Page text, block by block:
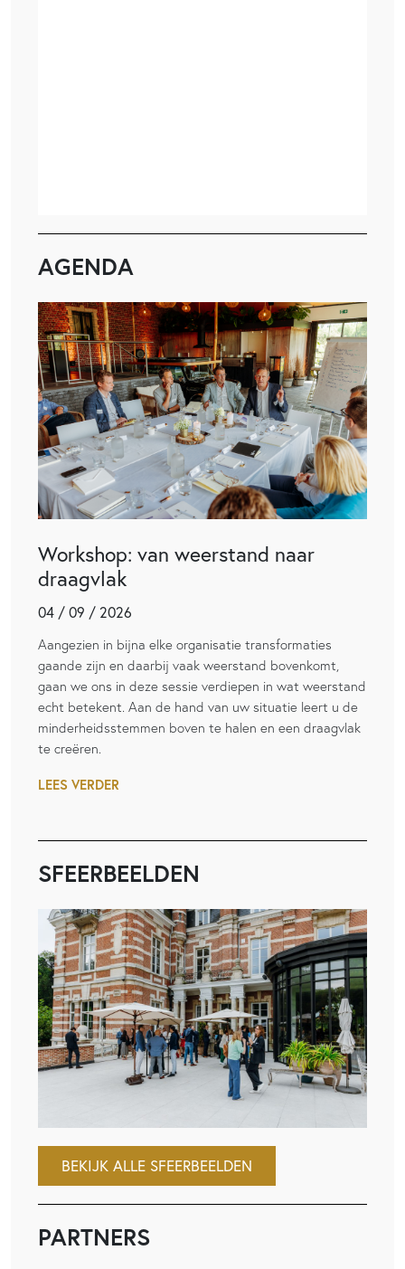
AGENDA
Workshop: van weerstand naar
draagvlak
04 / 09 / 2026
Aangezien in bijna elke organisatie transformaties
gaande zijn en daarbij vaak weerstand bovenkomt,
gaan we ons in deze sessie verdiepen in wat weerstand
echt betekent. Aan de hand van uw situatie leert u de
minderheidsstemmen boven te halen en een draagvlak
te creëren.
LEES VERDER
SFEERBEELDEN
BEKIJK ALLE SFEERBEELDEN
PARTNERS